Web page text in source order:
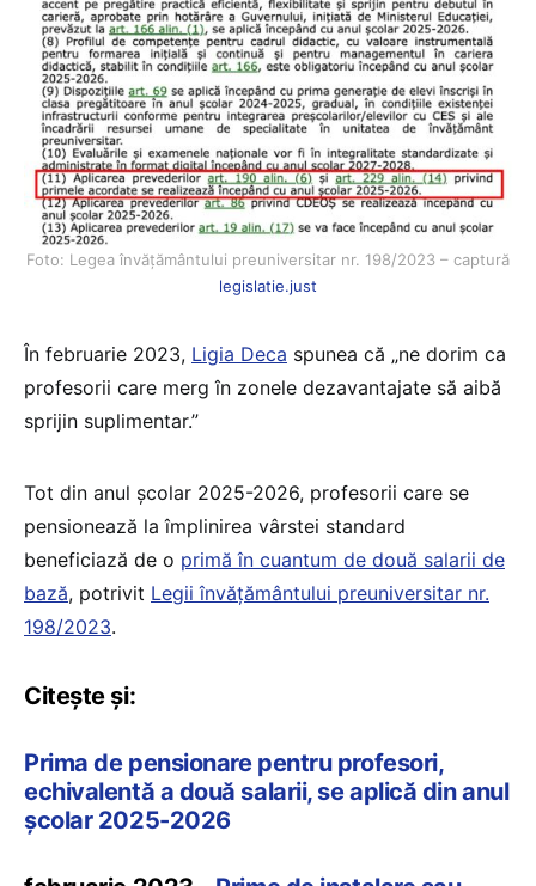
Foto: Legea învățământului preuniversitar nr. 198/2023 – captură
legislatie.just
În februarie 2023, Ligia Deca spunea că „ne dorim ca
profesorii care merg în zonele dezavantajate să aibă
sprijin suplimentar.”
Tot din anul școlar 2025-2026, profesorii care se
pensionează la împlinirea vârstei standard
beneficiază de o primă în cuantum de două salarii de
bază, potrivit Legii învățământului preuniversitar nr.
198/2023.
Citește și:
Prima de pensionare pentru profesori,
echivalentă a două salarii, se aplică din anul
școlar 2025-2026